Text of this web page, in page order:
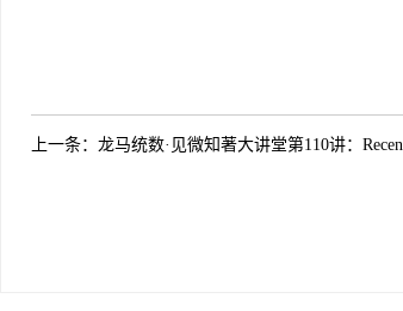
上一条： 龙马统数·见微知著大讲堂第110讲：